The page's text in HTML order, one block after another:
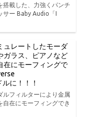
搭載した、力強くパンチ
サー Baby Audio「I
ュレートしたモーダ
ガラス、ピアノなど
在にモーフィングで
に！！！
ルフィルターにより金属
在にモーフィングでき